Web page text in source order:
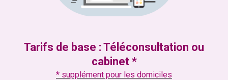
Tarifs de base : Téléconsultation ou
cabinet *
* supplément pour les domiciles